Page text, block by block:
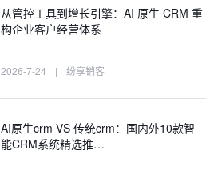
从管控工具到增长引擎：AI 原生 CRM 重
构企业客户经营体系
2026-7-24 | 纷享销客
AI原生crm VS 传统crm：国内外10款智
能CRM系统精选推…